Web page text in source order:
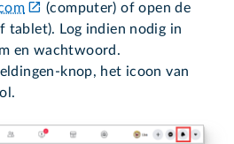
(computer) of open de
tablet). Log indien nodig in
en wachtwoord.
knop, het icoon van